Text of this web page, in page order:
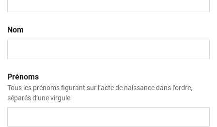
Nom
Prénoms
Tous les prénoms figurant sur l’acte de naissance dans l’ordre,
séparés d’une virgule